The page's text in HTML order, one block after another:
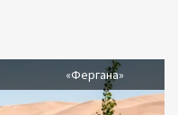
«Фергана»